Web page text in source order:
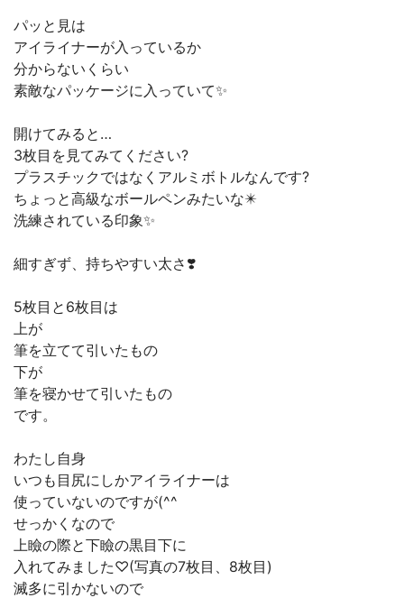
パッと見は
アイライナーが入っているか
分からないくらい
素敵なパッケージに入っていて✨
開けてみると…
3枚目を見てみてください?
プラスチックではなくアルミボトルなんです?
ちょっと高級なボールペンみたいな✴️
洗練されている印象✨
細すぎず、持ちやすい太さ❣️
5枚目と6枚目は
上が
筆を立てて引いたもの
下が
筆を寝かせて引いたもの
です。
わたし自身
いつも目尻にしかアイライナーは
使っていないのですが(^^ゞ
せっかくなので
上瞼の際と下瞼の黒目下に
入れてみました♡(写真の7枚目、8枚目)
滅多に引かないので